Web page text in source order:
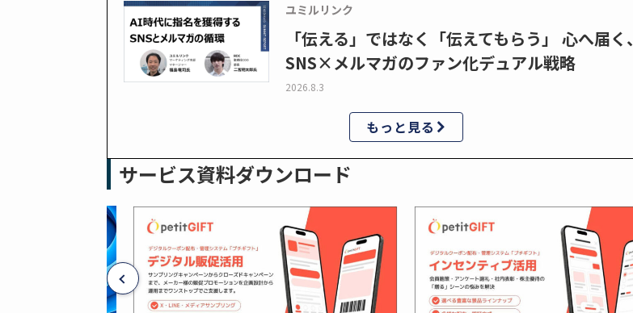
ユミルリンク
「伝える」ではなく「伝えてもらう」 心へ届く、
SNS×メルマガのファン化デュアル戦略
2026.8.3
もっと見る
サービス資料ダウンロード